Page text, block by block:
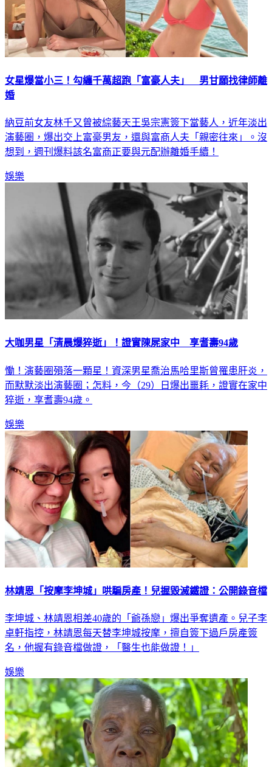
女星爆當小三！勾纏千萬超跑「富豪人夫」 男甘願找律師離
婚
納豆前女友林千又曾被綜藝天王吳宗憲簽下當藝人，近年淡出
演藝圈，爆出交上富豪男友，還與富商人夫「親密往來」。沒
想到，週刊爆料該名富商正要與元配辦離婚手續！
娛樂
大咖男星「清晨爆猝逝」！證實陳屍家中 享耆壽94歲
慟！演藝圈殞落一顆星！資深男星喬治馬哈里斯曾罹患肝炎，
而默默淡出演藝圈；怎料，今（29）日爆出噩耗，證實在家中
猝逝，享耆壽94歲。
娛樂
林靖恩「按摩李坤城」哄騙房產！兒握毀滅鐵證：公開錄音檔
李坤城、林靖恩相差40歲的「爺孫戀」爆出爭奪遺產。兒子李
卓軒指控，林靖恩每天替李坤城按摩，擅自簽下過戶房產簽
名，他握有錄音檔做證，「醫生也能做證！」
娛樂